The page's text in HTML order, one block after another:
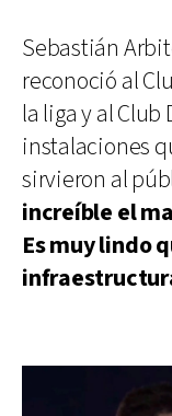
Sebastián
reconoció al
la liga y al Club
instalaciones
sirvieron al
increíble el
Es muy lindo